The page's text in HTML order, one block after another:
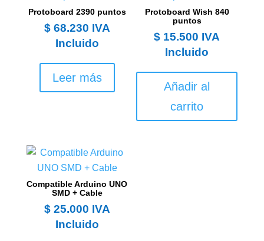
Protoboard 2390 puntos
$68.230 IVA
Incluido
Leer más
Protoboard Wish 840
puntos
$ 15.500 IVA
Incluido
Añadir al
carrito
Compatible Arduino UNO
SMD + Cable
$25.000 IVA
Incluido